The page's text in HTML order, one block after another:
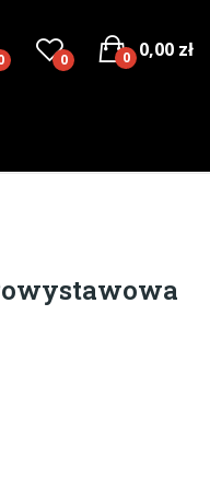
0 0,00 zł
0